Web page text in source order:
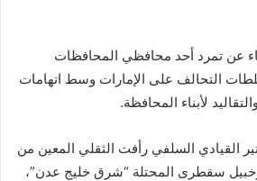
عن تمرد أحد محافظي المحافظات
التحالف على الإمارات وسط اتهامات
لأبناء المحافظة.
القيادي السلفي رأفت الثقلي المعين من
سقطرى المحتلة “شرق خليج عدن”،